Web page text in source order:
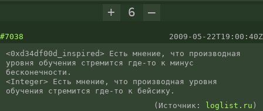
+ 6 –
#7038
2009-05-22T19:00:40Z
<0xd34df00d_inspired> Есть мнение, что производная
уровня обучения стремится где-то к минус
бесконечности.
<Integer> Есть мнение, что производная уровня
(Источник:
loglist.ru )